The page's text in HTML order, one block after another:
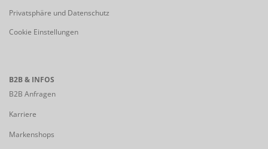
Privatsphäre und Datenschutz
Cookie Einstellungen
B2B & INFOS
B2B Anfragen
Karriere
Markenshops